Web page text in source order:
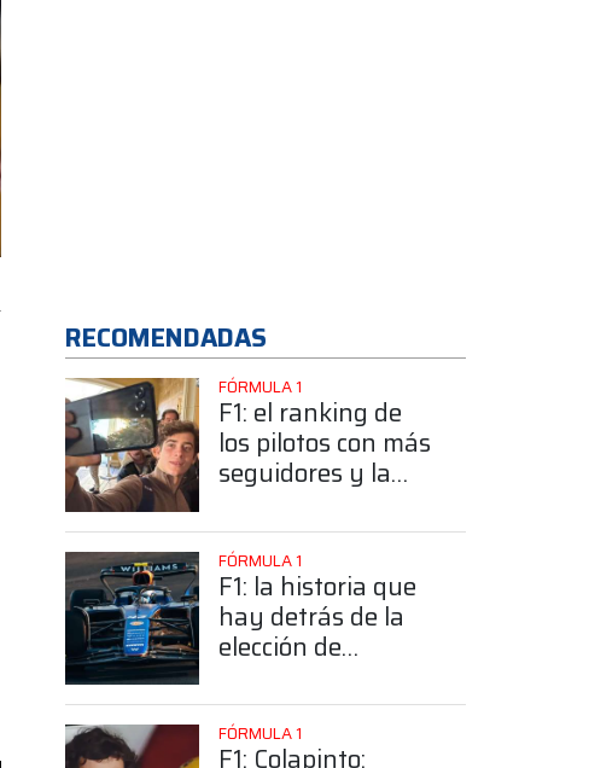
RECOMENDADAS
FÓRMULA 1
F1: el ranking de
los pilotos con más
seguidores y la
posición de
Colapinto
FÓRMULA 1
F1: la historia que
hay detrás de la
elección de
número 43
FÓRMULA 1
F1: Colapinto: